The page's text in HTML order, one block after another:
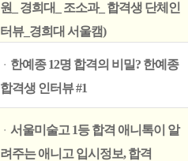
원_ 경희대_ 조소과_ 합격생 단체인
터뷰_경희대 서울캠)
ㆍ 한예종 12명 합격의 비밀? 한예종
합격생 인터뷰 #1
ㆍ 서울미술고 1등 합격 애니톡이 알
려주는 애니고 입시정보, 합격